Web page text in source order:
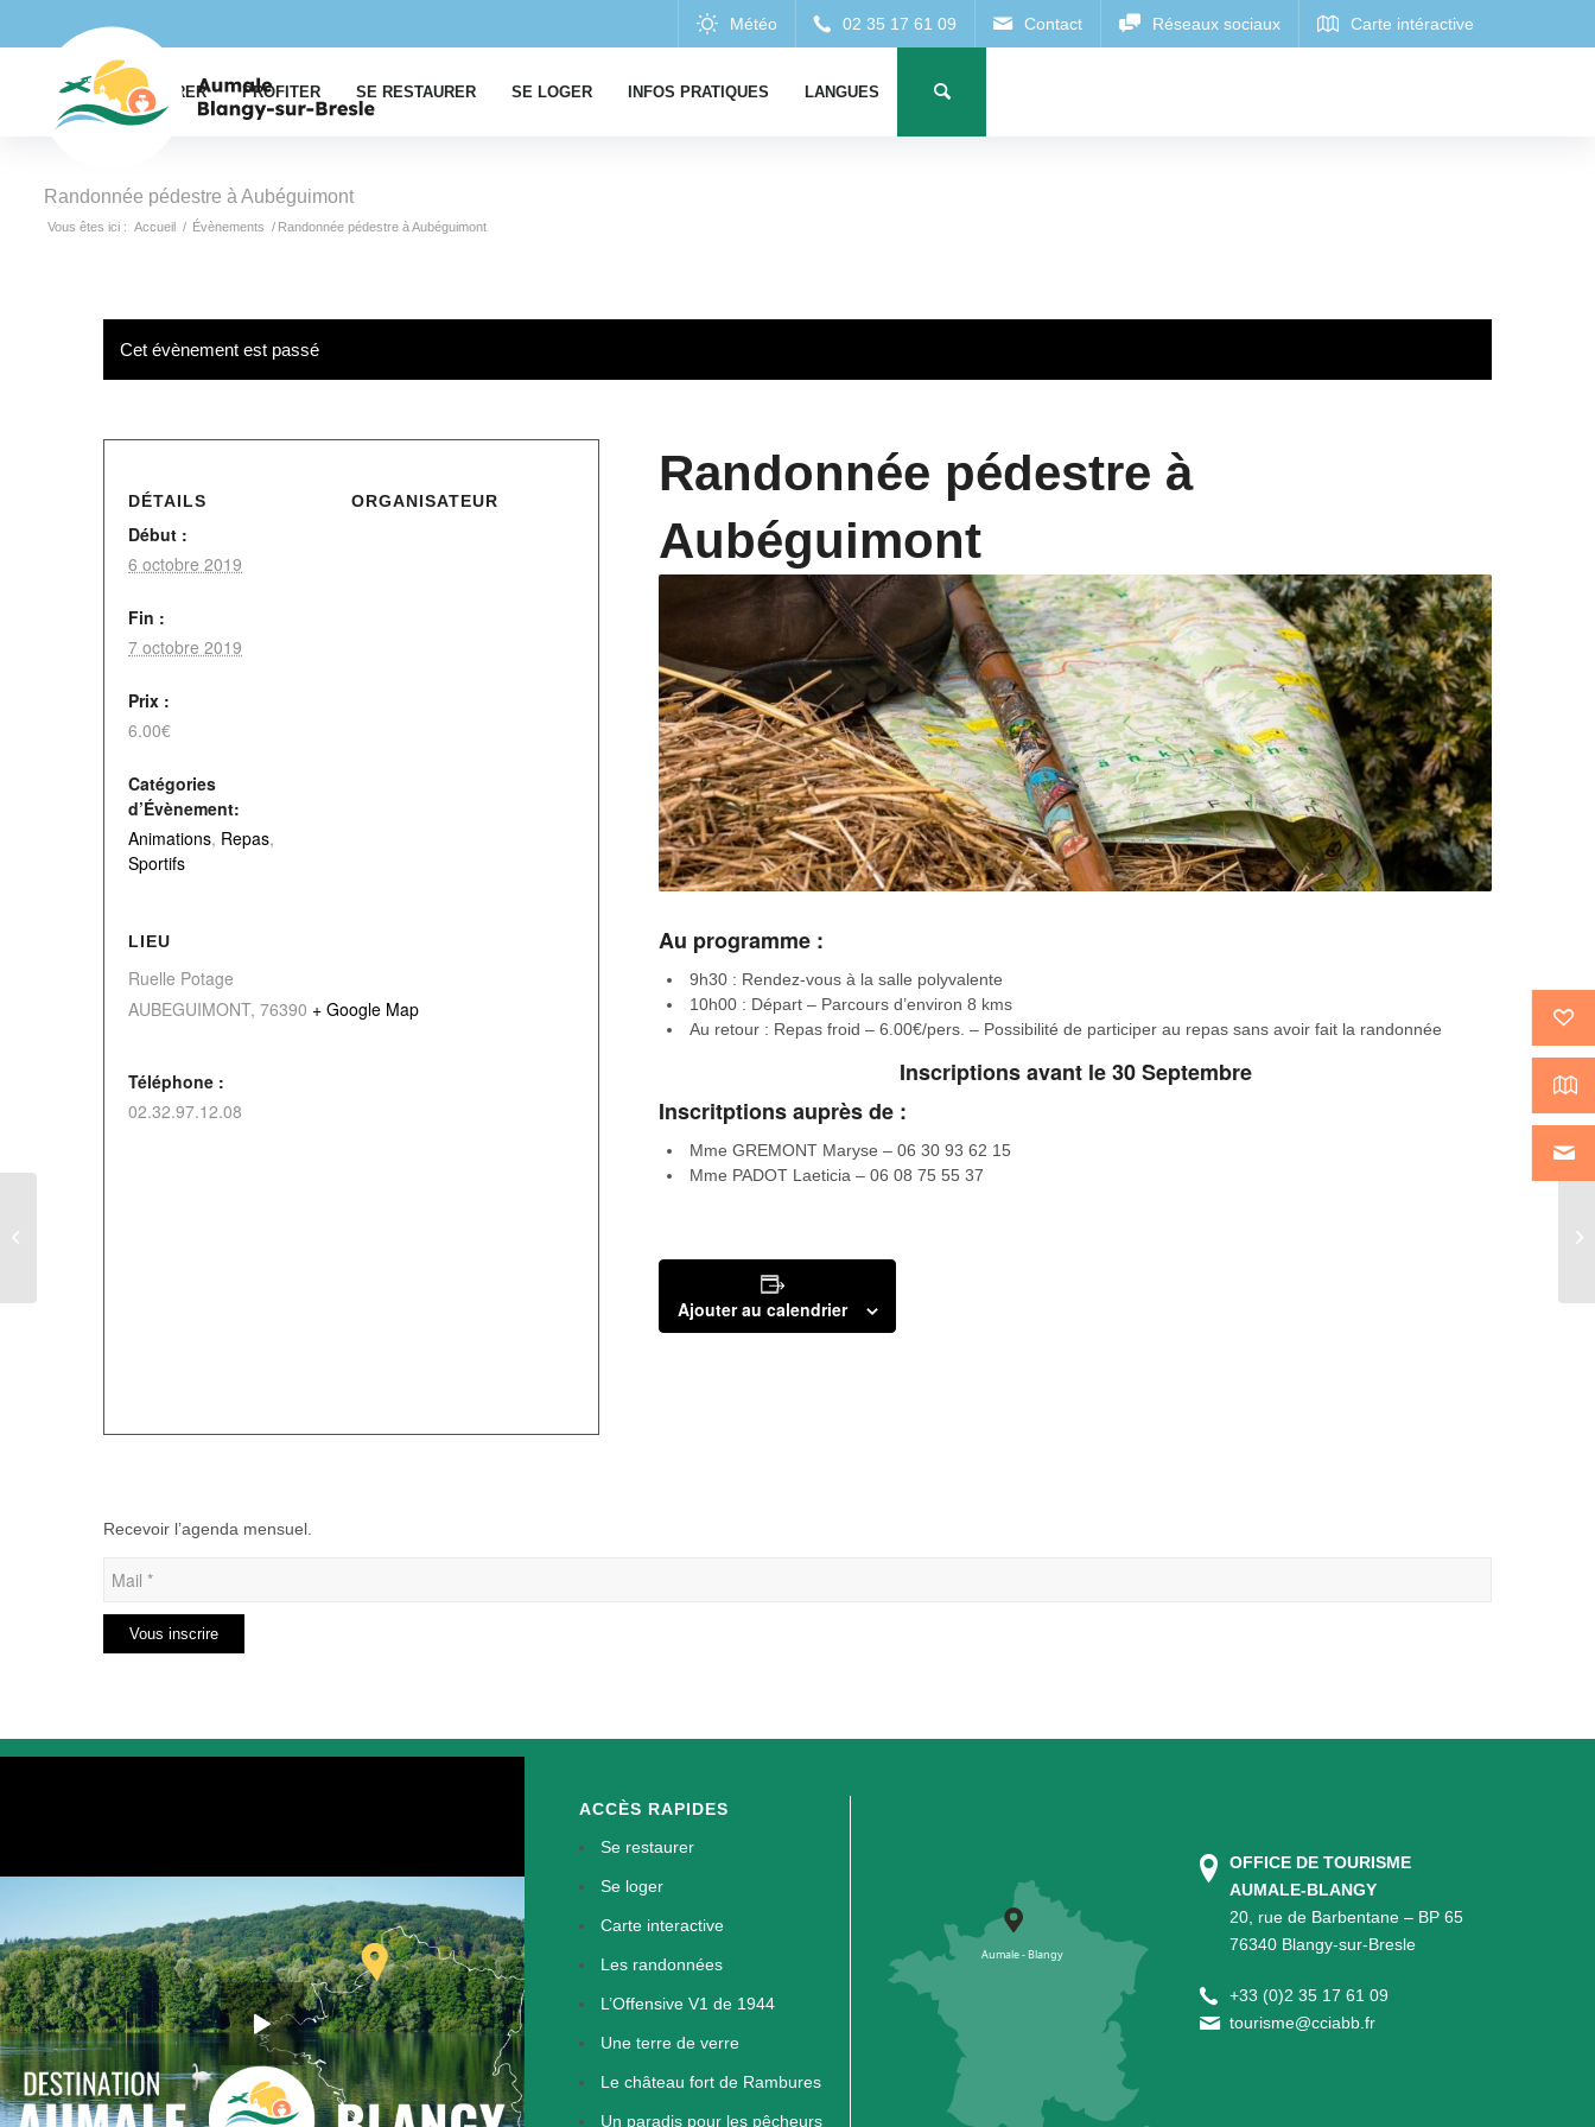
EXPLORER PROFITER SE RESTAURER SE LOGER INFOS PRATIQUES LANGUES
Randonnée pédestre à Aubéguimont
Vous êtes ici : Accueil / Évènements / Randonnée pédestre à Aubéguimont
Cet évènement est passé
Randonnée pédestre à
Aubéguimont
Au programme :
9h30 : Rendez-vous à la salle polyvalente
10h00 : Départ – Parcours d’environ 8 kms
Au retour : Repas froid – 6.00€/pers. – Possibilité de participer au repas sans avoir fait la randonnée
Inscriptions avant le 30 Septembre
Inscritptions auprès de :
Mme GREMONT Maryse – 06 30 93 62 15
Mme PADOT Laeticia – 06 08 75 55 37
Ajouter au calendrier
DÉTAILS
Début :
6 octobre 2019
Fin :
7 octobre 2019
Prix :
6.00€
Catégories
d’Évènement:
Animations, Repas,
Sportifs
ORGANISATEUR
LIEU
Ruelle Potage
AUBEGUIMONT, 76390 + Google Map
Téléphone :
02.32.97.12.08
Recevoir l’agenda mensuel.
ACCÈS RAPIDES
Se restaurer
Se loger
Carte interactive
Les randonnées
L’Offensive V1 de 1944
Une terre de verre
Le château fort de Rambures
Un paradis pour les pêcheurs
OFFICE DE TOURISME
AUMALE-BLANGY
20, rue de Barbentane – BP 65
76340 Blangy-sur-Bresle
+33 (0)2 35 17 61 09
tourisme@cciabb.fr